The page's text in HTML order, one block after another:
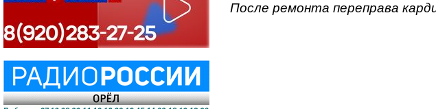
После ремонта переправа